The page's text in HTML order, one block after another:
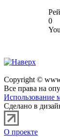
0
Copyright ©
Все права на
Использование
Сделано в
О проекте